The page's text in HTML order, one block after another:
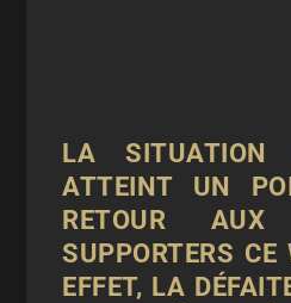
LA SITUATION
ATTEINT UN
RETOUR
SUPPORTERS CE
EFFET, LA